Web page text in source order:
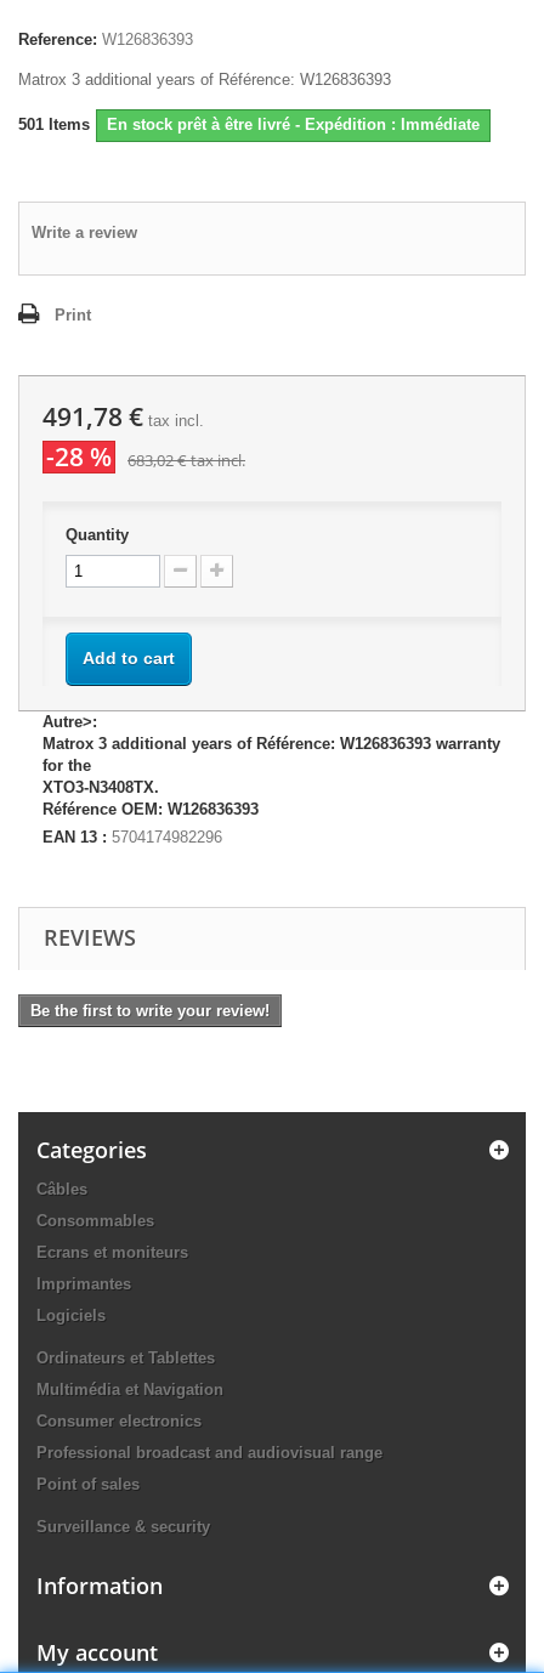
Reference: W126836393
Matrox 3 additional years of Référence: W126836393
501 Items En stock prêt à être livré - Expédition : Immédiate
Write a review
Print
491,78 € tax incl.
-28 % 683,02 €tax incl.
Quantity
Add to cart
Autre>:
Matrox 3 additional years of Référence: W126836393 warranty
for the
XTO3-N3408TX.
Référence OEM: W126836393
EAN 13 : 5704174982296
REVIEWS
Be the first to write your review!
Categories
Câbles
Consommables
Ecrans et moniteurs
Imprimantes
Logiciels
Ordinateurs et Tablettes
Multimédia et Navigation
Consumer electronics
Professional broadcast and audiovisual range
Point of sales
Surveillance & security
Information
My account